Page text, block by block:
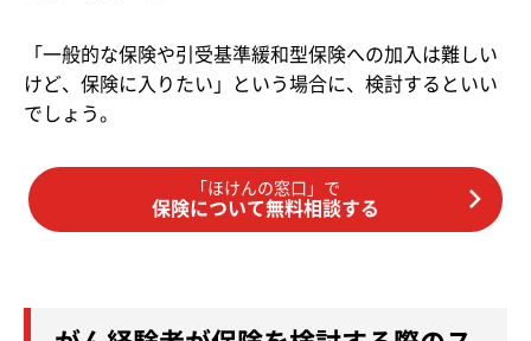
「一般的な保険や引受基準緩和型保険への加入は難しい
けど、保険に入りたい」という場合に、検討するといい
でしょう。
「ほけんの窓口」で
保険について無料相談する